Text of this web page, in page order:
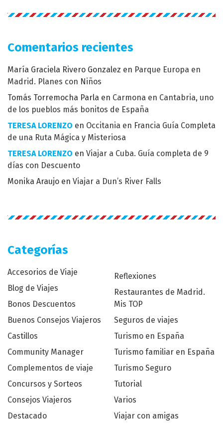
Comentarios recientes
María Graciela Rivero Gonzalez en Parque Europa en
Madrid. Planes con Niños
Tomás Torremocha Parla en Carmona en Cantabria, uno
de los pueblos más bonitos de España
TERESA LORENZO en Occitania en Francia Guía Completa
de una Ruta Mágica y Misteriosa
TERESA LORENZO en Viajar a Cuba. Guía completa de 9
días con Descuento
Monika Araujo en Viajar a Dun’s River Falls
Categorías
Accesorios de Viaje
Blog de Viajes
Bonos Descuentos
Buenos Consejos Viajeros
Castillos
Community Manager
Complementos de viaje
Concursos y Sorteos
Consejos Viajeros
Destacado
Reflexiones
Restaurantes de Madrid.
Mis TOP
Seguros de viajes
Turismo en España
Turismo familiar en España
Turismo Seguro
Tutorial
Varios
Viajar con amigas